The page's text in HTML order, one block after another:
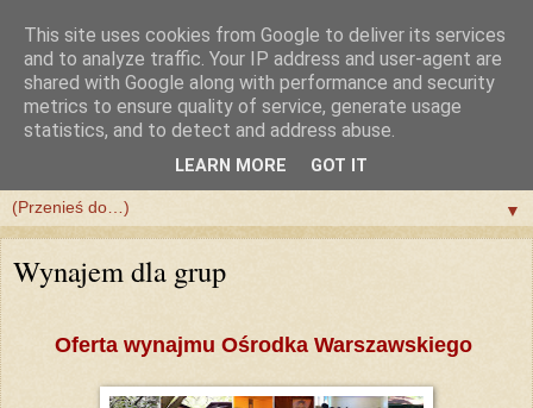
▼
Wynajem dla grup
Oferta wynajmu Ośrodka Warszawskiego
This site uses cookies from Google to deliver its services
and to analyze traffic. Your IP address and user-agent are
shared with Google along with performance and security
metrics to ensure quality of service, generate usage
statistics, and to detect and address abuse.
LEARN MORE GOT IT